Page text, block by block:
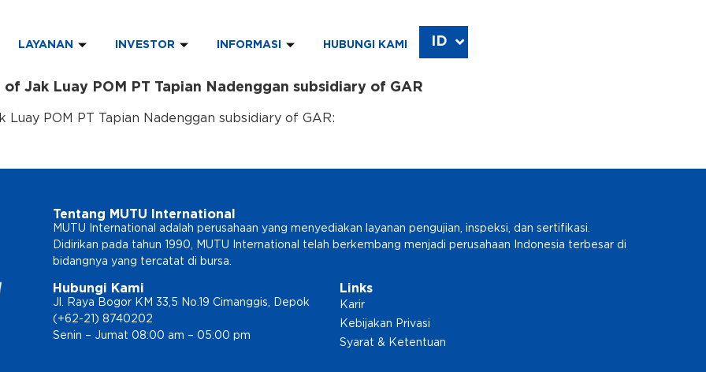
LAYANAN INVESTOR INFORMASI HUBUNGI KAMI ID
EN
Jak Luay POM PT Tapian Nadenggan subsidiary of GAR
POM PT Tapian Nadenggan subsidiary of GAR:
Tentang MUTU International
MUTU International adalah perusahaan yang menyediakan layanan pengujian, inspeksi, dan sertifikasi.
Didirikan pada tahun 1990, MUTU International telah berkembang menjadi perusahaan Indonesia terbesar di
bidangnya yang tercatat di bursa.
Hubungi Kami
Jl. Raya Bogor KM 33,5 No.19 Cimanggis, Depok
(+62-21) 8740202
Senin – Jumat 08:00 am – 05:00 pm
Links
Karir
Kebijakan Privasi
Syarat & Ketentuan